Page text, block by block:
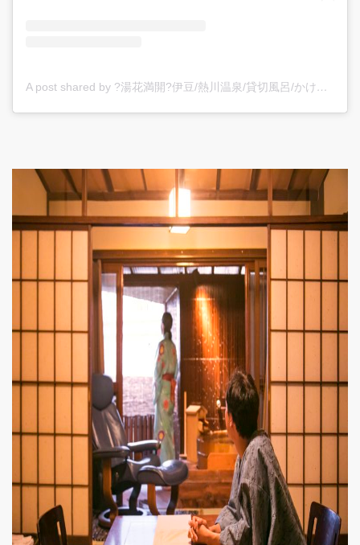
A post shared by ?湯花満開?伊豆/熱川温泉/貸切風呂/かけ流し/カップル/旅館/静岡/海が見える (@yubanamankai)